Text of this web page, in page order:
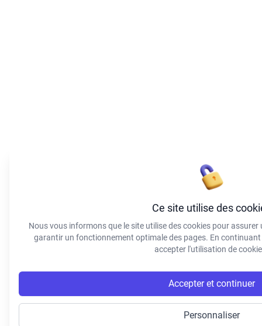
Ce site utilise des
Nous vous informons que le site utilise des cookies pour
garantir un fonctionnement optimale des pages. En continuant
accepter l'utilisation de
Accepter et continuer
Personnaliser